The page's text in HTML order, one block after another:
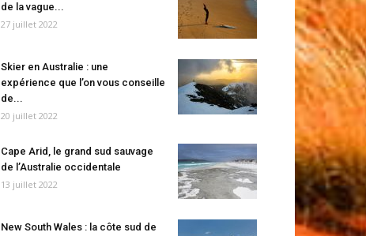
de la vague...
27 juillet 2022
Skier en Australie : une
expérience que l’on vous conseille
de...
20 juillet 2022
Cape Arid, le grand sud sauvage
de l’Australie occidentale
13 juillet 2022
New South Wales : la côte sud de